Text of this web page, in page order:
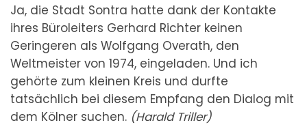
Ja, die Stadt Sontra hatte dank der Kontakte
ihres Büroleiters Gerhard Richter keinen
Geringeren als Wolfgang Overath, den
Weltmeister von 1974, eingeladen. Und ich
gehörte zum kleinen Kreis und durfte
tatsächlich bei diesem Empfang den Dialog mit
dem Kölner suchen. (Harald Triller)